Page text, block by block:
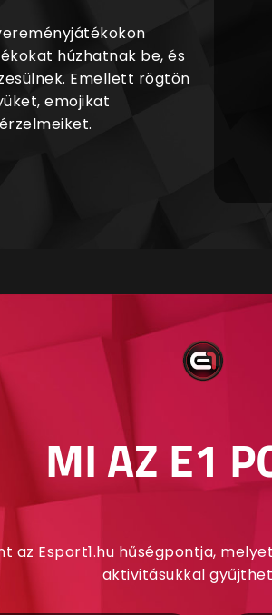
húzhatnak be, és
Emellett rögtön
emojikat
MI AZ E1
az Esport1.hu hűségpontja,
aktivitásukkal